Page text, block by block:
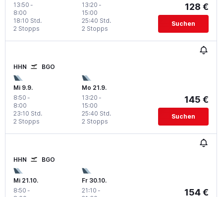
13:50 -
8:00
2 Stopps
18:10 Std.
13:20 -
15:00
2 Stopps
25:40 Std.
128 €
Suchen
HHN BGO
Mi 9.9.
8:50 -
8:00
2 Stopps
23:10 Std.
Mo 21.9.
13:20 -
15:00
2 Stopps
25:40 Std.
145 €
Suchen
HHN BGO
Mi 21.10.
8:50 -
Fr 30.10.
21:10 -
154 €